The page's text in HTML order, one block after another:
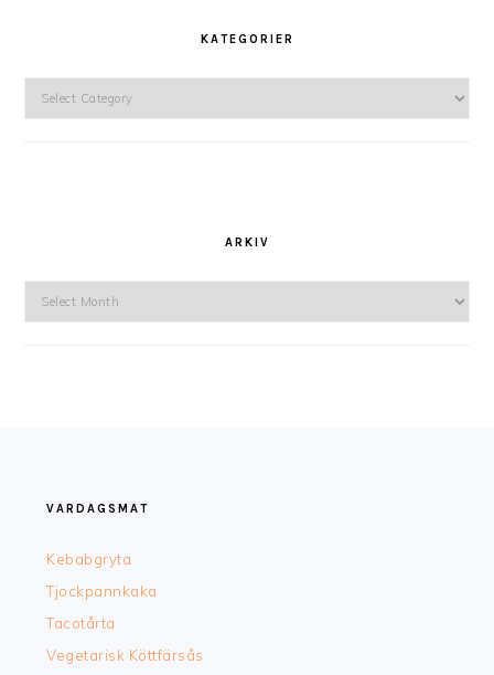
KATEGORIER
ARKIV
VARDAGSMAT
Kebabgryta
Tjockpannkaka
Tacotårta
Vegetarisk Köttfärsås